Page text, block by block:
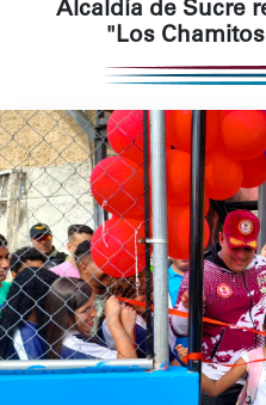
Alcaldía de Sucre
"Los